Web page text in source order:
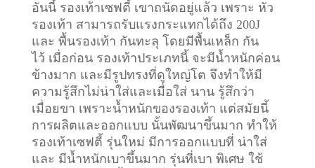
อันนี้ รองเท้าเซฟตี้ เขาถนัดอยู่แล้ว เพราะ หัว
รองเท้า สามารถรับแรงกระแทกได้ถึง 200J
และ พื้นรองเท้า กันทะลุ โดยมีพื้นเหล็ก กัน
ไว้ เมื่อก่อน รองเท้าประเภทนี้ จะมีน้ำหนักค่อน
ข้างมาก และมีรูปทรงที่ดูใหญ่โต จึงทำให้มี
ความรู้สึกไม่น่าใส่และเมื่อใส่ นาน รู้สึกว่า
เมื่อยขา เพราะน้ำหนักของรองเท้า แต่สมัยนี้
การผลิตและออกแบบ นั้นพัฒนาขึ้นมาก ทำให้
รองเท้าเซฟตี้ รุ่นใหม่ มีการออกแบบที่ น่าใส่
และ มีน้ำหนักเบาขึ้นมาก รุ่นที่เบา พิเศษ ใช้